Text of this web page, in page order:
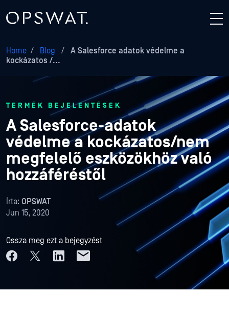
Home / Blog /
A Salesforce adatok védelme a
kockázatos /...
TERMÉK BEJELENTÉSEK
A Salesforce-adatok
védelme a kockázatos/nem
megfelelő eszközökhöz való
hozzáféréstől
Írta: OPSWAT
Jun 15, 2020
Ossza meg ezt a bejegyzést